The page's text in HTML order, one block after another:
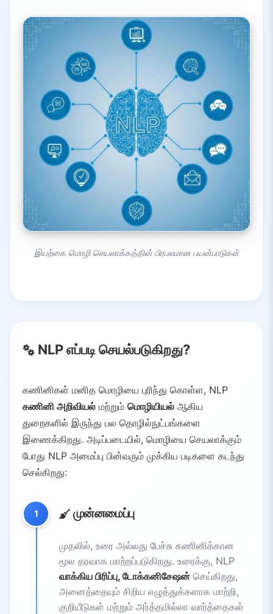
இயற்கை மொழி செயலாக்கத்தின் பிரபலமான பயன்பாடுகள்
NLP எப்படி செயல்படுகிறது?
கணினிகள் மனித மொழியை புரிந்து கொள்ள, NLP
கணினி அறிவியல் மற்றும் மொழியியல் ஆகிய
துறைகளில் இருந்து பல தொழில்நுட்பங்களை
இணைக்கிறது. அடிப்படையில், மொழியை செயலாக்கும்
போது NLP அமைப்பு பின்வரும் முக்கிய படிகளை கடந்து
செல்கிறது:
1 முன்னமைப்பு
முதலில், உரை அல்லது பேச்சு கணினிக்கான
மூல தரவாக மாற்றப்படுகிறது. உரைக்கு, NLP
வாக்கிய பிரிப்பு, டோக்கனிசேஷன் செய்கிறது,
அனைத்தையும் சிறிய எழுத்துக்களாக மாற்றி,
குறியீடுகள் மற்றும் அர்த்தமில்லா வார்த்தைகள்